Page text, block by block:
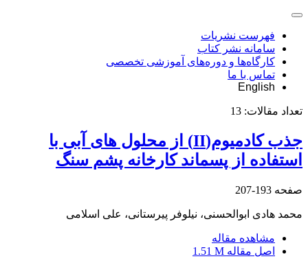
فهرست نشریات
سامانه نشر کتاب
کارگاه‌ها و دوره‌های آموزشی تخصصی
تماس با ما
English
تعداد مقالات: 13
جذب کادمیوم(II) از محلول های آبی با
استفاده از پسماند کارخانه پشم سنگ
صفحه 193-207
محمد هادی ابوالحسنی، نیلوفر پیرستانی، علی اسلامی
مشاهده مقاله
اصل مقاله 1.51 M